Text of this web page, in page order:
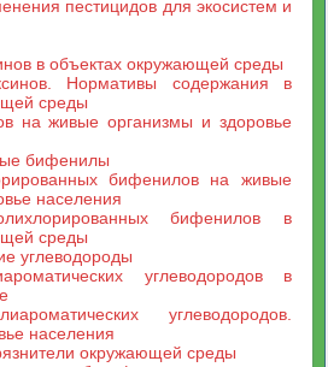
пестицидов для экосистем и
в объектах окружающей среды
Нормативы содержания в
среды
на живые организмы и здоровье
бифенилы
бифенилов на живые
населения
бифенилов в
среды
углеводороды
углеводородов в
углеводородов.
населения
окружающей среды